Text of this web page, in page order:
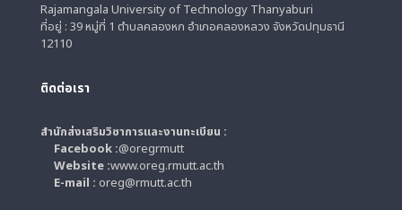
Rajamangala University of Technology Thanyaburi
ที่อยู่ : 39 หมู่ที่ 1 ตำบลคลองหก อำเภอคลองหลวง จังหวัดปทุมธานี
12110
ติดต่อเรา
สำนักส่งเสริมวิชาการและงานทะเบียน :
Facebook :@oregrmutt
Website :www.oreg.rmutt.ac.th
E-mail : oreg@rmutt.ac.th